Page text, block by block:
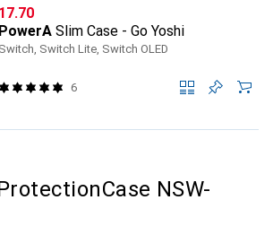
CHF
17.70
PowerA Slim Case - Go Yoshi
Switch, Switch Lite, Switch OLED
6
NSW-